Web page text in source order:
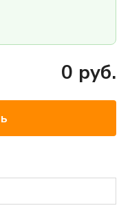
0 руб.